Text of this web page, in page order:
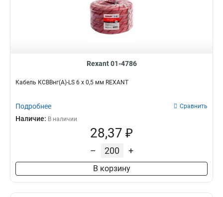
Rexant 01-4786
Кабель КСВВнг(А)-LS 6 х 0,5 мм REXANT
Подробнее Сравнить
Наличие: В наличии
28,37 ₽
– +
В корзину